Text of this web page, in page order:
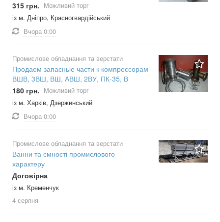
315 грн. Можливий торг
із м. Дніпро, Красногвардійський
Вчора 0:00
Промислове обладнання та верстати
Продаем запасные части к компрессорам
ВШВ, 3ВШ, ВШ, АВШ, 2ВУ, ПК-35, В
180 грн. Можливий торг
із м. Харків, Дзержинський
Вчора 0:00
Промислове обладнання та верстати
Ванни та ємності промислового
характеру
Договірна
із м. Кременчук
4 серпня